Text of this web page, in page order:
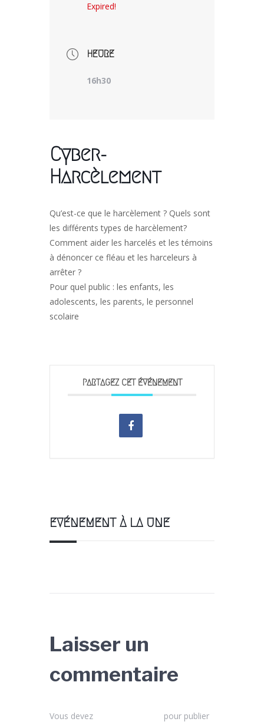
Expired!
HEURE
16h30
Cyber-
Harcèlement
Qu’est-ce que le harcèlement ? Quels sont
les différents types de harcèlement?
Comment aider les harcelés et les témoins
à dénoncer ce fléau et les harceleurs à
arrêter ?
Pour quel public : les enfants, les
adolescents, les parents, le personnel
scolaire
PARTAGEZ CET ÉVÉNEMENT
EVÉNEMENT À LA UNE
Laisser un
commentaire
Vous devez
pour publier